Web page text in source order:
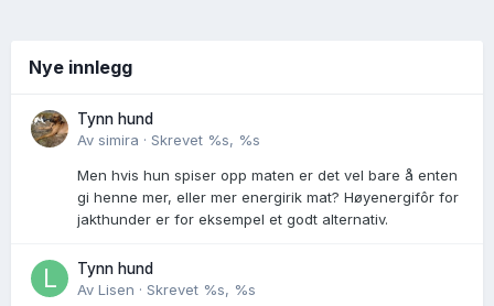
Nye innlegg
Tynn hund
Av simira · Skrevet %s, %s
Men hvis hun spiser opp maten er det vel bare å enten
gi henne mer, eller mer energirik mat? Høyenergifôr for
jakthunder er for eksempel et godt alternativ.
Tynn hund
Av Lisen · Skrevet %s, %s